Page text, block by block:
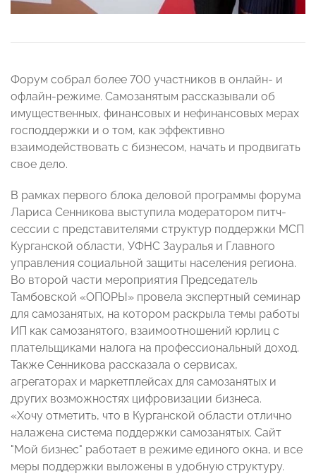
Форум собрал более 700 участников в онлайн- и
офлайн-режиме. Самозанятым рассказывали об
имущественных, финансовых и нефинансовых мерах
господдержки и о том, как эффективно
взаимодействовать с бизнесом, начать и продвигать
свое дело.
В рамках первого блока деловой программы форума
Лариса Сенникова выступила модератором питч-
сессии с представителями структур поддержки МСП
Курганской области, УФНС Зауралья и Главного
управления социальной защиты населения региона.
Во второй части мероприятия Председатель
Тамбовской «ОПОРЫ» провела экспертный семинар
для самозанятых, на котором раскрыла темы работы
ИП как самозанятого, взаимоотношений юрлиц с
плательщиками налога на профессиональный доход.
Также Сенникова рассказала о сервисах,
агрегаторах и маркетплейсах для самозанятых и
других возможностях цифровизации бизнеса.
«Хочу отметить, что в Курганской области отлично
налажена система поддержки самозанятых. Сайт
"Мой бизнес" работает в режиме единого окна, и все
меры поддержки выложены в удобную структуру.